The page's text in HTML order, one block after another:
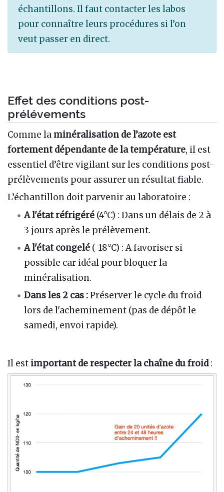
échantillons. Il faut contacter les labos
pour connaître leurs procédures si l’on
veut passer en direct.
Effet des conditions post-
prélévements
Comme la minéralisation de l’azote est
fortement dépendante de la température, il est
essentiel d’être vigilant sur les conditions post-
prélèvements pour assurer un résultat fiable.
L’échantillon doit parvenir au laboratoire :
A l'état réfrigéré (4°C) : Dans un délais de 2 à
3 jours après le prélèvement.
A l'état congelé (-18°C) : A favoriser si
possible car idéal pour bloquer la
minéralisation.
Dans les 2 cas :Préserver le cycle du froid
lors de l'acheminement (pas de dépôt le
samedi, envoi rapide).
Il est important de respecter la chaîne du froid: